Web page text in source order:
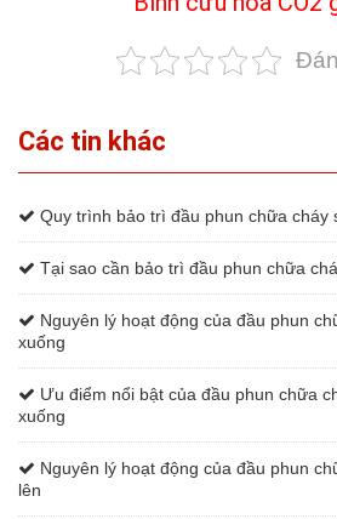
Các tin khác
Quy trình bảo trì đầu phun chữa cháy
Tại sao cần bảo trì đầu phun chữa
Nguyên lý hoạt động của đầu phun
xuống
Ưu điểm nổi bật của đầu phun chữa
xuống
Nguyên lý hoạt động của đầu phun
lên